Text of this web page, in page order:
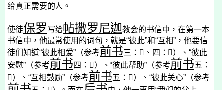
给真正需要的人。
使徒保罗写给帖撒罗尼迦教会的书信中，在第一本
书信中，他最常使用的词句，就是“彼此”和“互相”，他要信
徒们知道“彼此相爱”（参考前书三：  、四： ）、“彼此
安慰”（参考前书四： ）、“彼此帮助”（参考前书五：
）、“互相鼓励”（参考前书五： ）、“彼此关心”（参考